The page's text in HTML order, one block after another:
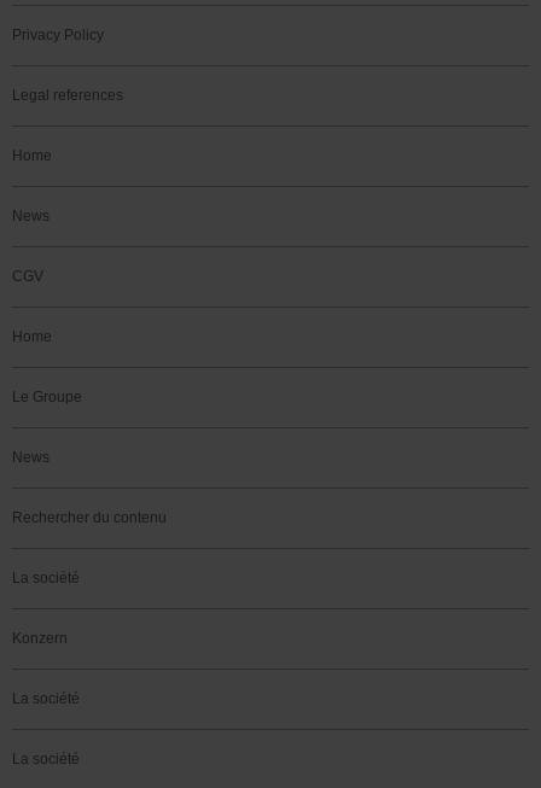
Privacy Policy
Legal references
Home
News
CGV
Home
Le Groupe
News
Rechercher du contenu
La société
Konzern
La société
La société